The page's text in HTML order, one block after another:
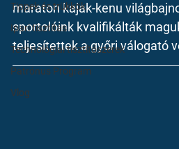
Tippek és trükkök
Ipari tisztítás
Technológiai tisztítószerek
Patrónus Program
Vlog
maraton kajak-kenu
sportolóink kvalifikálták
teljesítettek a győri válogató